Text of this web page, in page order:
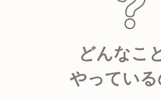
どんなこ
やってい